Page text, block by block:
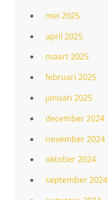
mei 2025
april 2025
maart 2025
februari 2025
januari 2025
december 2024
november 2024
oktober 2024
september 2024